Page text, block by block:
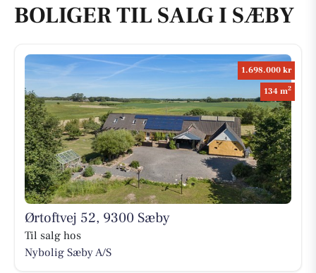
BOLIGER TIL SALG I SÆBY
1.698.000 kr
134 m2
Ørtoftvej 52, 9300 Sæby
Til salg hos
Nybolig Sæby A/S